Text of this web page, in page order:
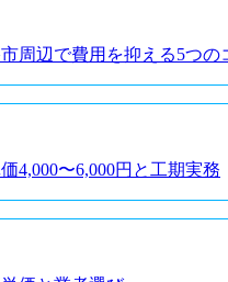
周辺で費用を抑える5つの
4,000〜6,000円と工期実務